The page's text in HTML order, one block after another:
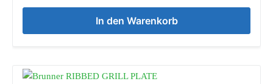
In den Warenkorb